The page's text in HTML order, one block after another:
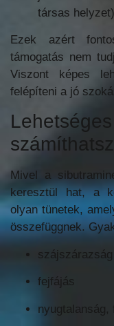
társas
Ezek azért
támogatás nem
Viszont képes
felépíteni a jó
Mivel a
keresztül hat, a
olyan tünetek,
összefüggnek.
szájszárazság
fejfájás
nyugtalanság,